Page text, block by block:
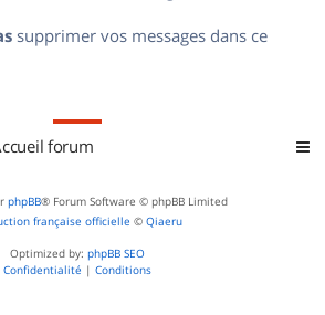
supprimer vos messages dans ce
forum
phpBB® Forum Software © phpBB Limited
française officielle © Qiaeru
Optimized by: phpBB SEO
Confidentialité | Conditions